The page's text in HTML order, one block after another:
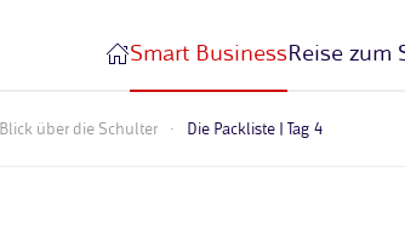
Smart BusinessReise zum
Blick über die Schulter Die Packliste | Tag 4